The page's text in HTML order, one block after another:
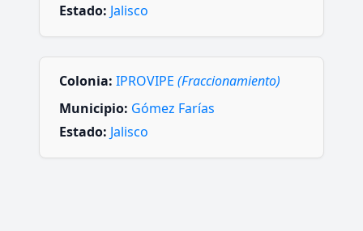
Estado: Jalisco
Colonia: IPROVIPE (Fraccionamiento)
Municipio: Gómez Farías
Estado: Jalisco